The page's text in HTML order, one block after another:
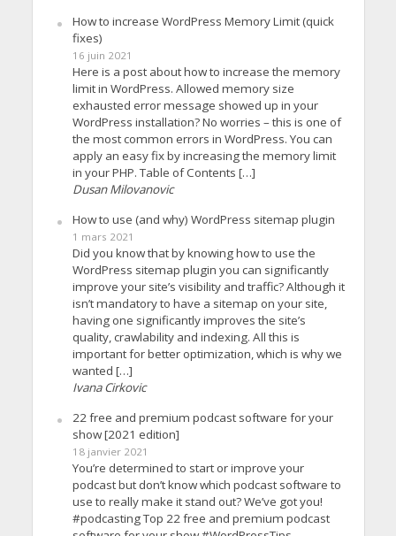
How to increase WordPress Memory Limit (quick
fixes)
16 juin 2021
Here is a post about how to increase the memory
limit in WordPress. Allowed memory size
exhausted error message showed up in your
WordPress installation? No worries – this is one of
the most common errors in WordPress. You can
apply an easy fix by increasing the memory limit
in your PHP. Table of Contents […]
Dusan Milovanovic
How to use (and why) WordPress sitemap plugin
1 mars 2021
Did you know that by knowing how to use the
WordPress sitemap plugin you can significantly
improve your site’s visibility and traffic? Although it
isn’t mandatory to have a sitemap on your site,
having one significantly improves the site’s
quality, crawlability and indexing. All this is
important for better optimization, which is why we
wanted […]
Ivana Cirkovic
22 free and premium podcast software for your
show [2021 edition]
18 janvier 2021
You’re determined to start or improve your
podcast but don’t know which podcast software to
use to really make it stand out? We’ve got you!
#podcasting Top 22 free and premium podcast